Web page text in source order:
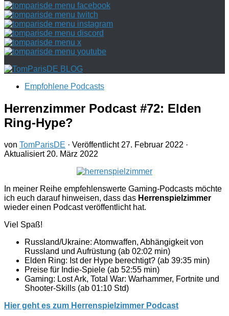
Empfohlene Podcasts
Herrenzimmer Podcast #72: Elden
Ring-Hype?
von TomParisDE · Veröffentlicht 27. Februar 2022 ·
Aktualisiert 20. März 2022
In meiner Reihe empfehlenswerte Gaming-Podcasts möchte
ich euch darauf hinweisen, dass das Herrenspielzimmer
wieder einen Podcast veröffentlicht hat.
Viel Spaß!
Russland/Ukraine: Atomwaffen, Abhängigkeit von
Russland und Aufrüstung (ab 02:02 min)
Elden Ring: Ist der Hype berechtigt? (ab 39:35 min)
Preise für Indie-Spiele (ab 52:55 min)
Gaming: Lost Ark, Total War: Warhammer, Fortnite und
Shooter-Skills (ab 01:10 Std)
Hier geht es zum Herrenspielzimmer Podcast